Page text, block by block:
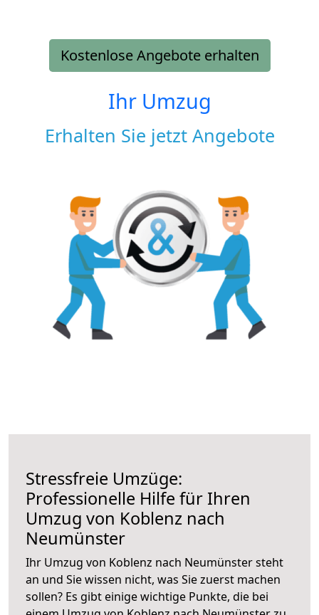
Kostenlose Angebote erhalten
Ihr Umzug
Erhalten Sie jetzt Angebote
Stressfreie Umzüge:
Professionelle Hilfe für Ihren
Umzug von Koblenz nach
Neumünster
Ihr Umzug von Koblenz nach Neumünster steht
an und Sie wissen nicht, was Sie zuerst machen
sollen? Es gibt einige wichtige Punkte, die bei